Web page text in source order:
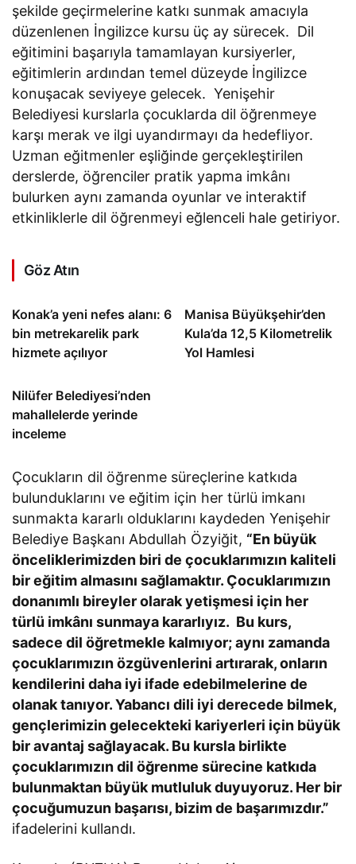
şekilde geçirmelerine katkı sunmak amacıyla
düzenlenen İngilizce kursu üç ay sürecek. Dil
eğitimini başarıyla tamamlayan kursiyerler,
eğitimlerin ardından temel düzeyde İngilizce
konuşacak seviyeye gelecek. Yenişehir
Belediyesi kurslarla çocuklarda dil öğrenmeye
karşı merak ve ilgi uyandırmayı da hedefliyor.
Uzman eğitmenler eşliğinde gerçekleştirilen
derslerde, öğrenciler pratik yapma imkânı
bulurken aynı zamanda oyunlar ve interaktif
etkinliklerle dil öğrenmeyi eğlenceli hale getiriyor.
Göz Atın
Konak’a yeni nefes alanı: 6
bin metrekarelik park
hizmete açılıyor
Manisa Büyükşehir’den
Kula’da 12,5 Kilometrelik
Yol Hamlesi
Nilüfer Belediyesi’nden
mahallelerde yerinde
inceleme
Çocukların dil öğrenme süreçlerine katkıda
bulunduklarını ve eğitim için her türlü imkanı
sunmakta kararlı olduklarını kaydeden Yenişehir
Belediye Başkanı Abdullah Özyiğit, “En büyük
önceliklerimizden biri de çocuklarımızın kaliteli
bir eğitim almasını sağlamaktır. Çocuklarımızın
donanımlı bireyler olarak yetişmesi için her
türlü imkânı sunmaya kararlıyız. Bu kurs,
sadece dil öğretmekle kalmıyor; aynı zamanda
çocuklarımızın özgüvenlerini artırarak, onların
kendilerini daha iyi ifade edebilmelerine de
olanak tanıyor. Yabancı dili iyi derecede bilmek,
gençlerimizin gelecekteki kariyerleri için büyük
bir avantaj sağlayacak. Bu kursla birlikte
çocuklarımızın dil öğrenme sürecine katkıda
bulunmaktan büyük mutluluk duyuyoruz. Her bir
çocuğumuzun başarısı, bizim de başarımızdır.”
ifadelerini kullandı.